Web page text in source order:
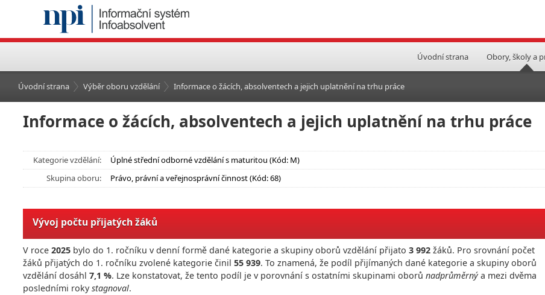
Úvodní strana Obory, školy a
Úvodní strana Výběr oboru vzdělání Informace o žácích, absolventech a jejich uplatnění na trhu práce
Informace o žácích, absolventech a jejich uplatnění na trhu práce
Kategorie vzdělání:
Úplné střední odborné vzdělání s maturitou (Kód: M)
Skupina oboru:
Právo, právní a veřejnosprávní činnost (Kód: 68)
Vývoj počtu přijatých žáků
V roce 2025 bylo do 1. ročníku v denní formě dané kategorie a skupiny oborů vzdělání přijato 3 992 žáků. Pro srovnání počet
žáků přijatých do 1. ročníku zvolené kategorie činil 55 939. To znamená, že podíl přijímaných dané kategorie a skupiny oborů
vzdělání dosáhl 7,1 %. Lze konstatovat, že tento podíl je v porovnání s ostatními skupinami oborů nadprůměrnýa mezi dvěma
posledními rokystagnoval.